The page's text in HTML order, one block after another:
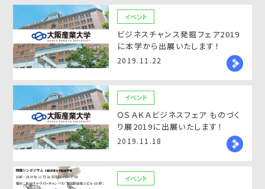
イベント
ビジネスチャンス発掘フェア2019
に本学から出展いたします！
2019.11.22
イベント
ＯＳＡＫＡビジネスフェア ものづく
り展2019に出展いたします！
2019.11.18
イベント